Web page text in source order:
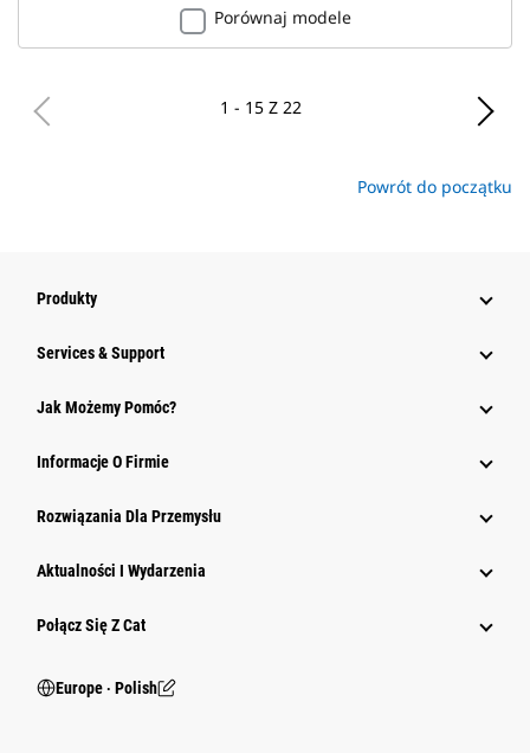
Porównaj modele
1 - 15 Z 22
Powrót do początku
Produkty
Services & Support
Jak Możemy Pomóc?
Informacje O Firmie
Rozwiązania Dla Przemysłu
Aktualności I Wydarzenia
Połącz Się Z Cat
Europe ‧ Polish